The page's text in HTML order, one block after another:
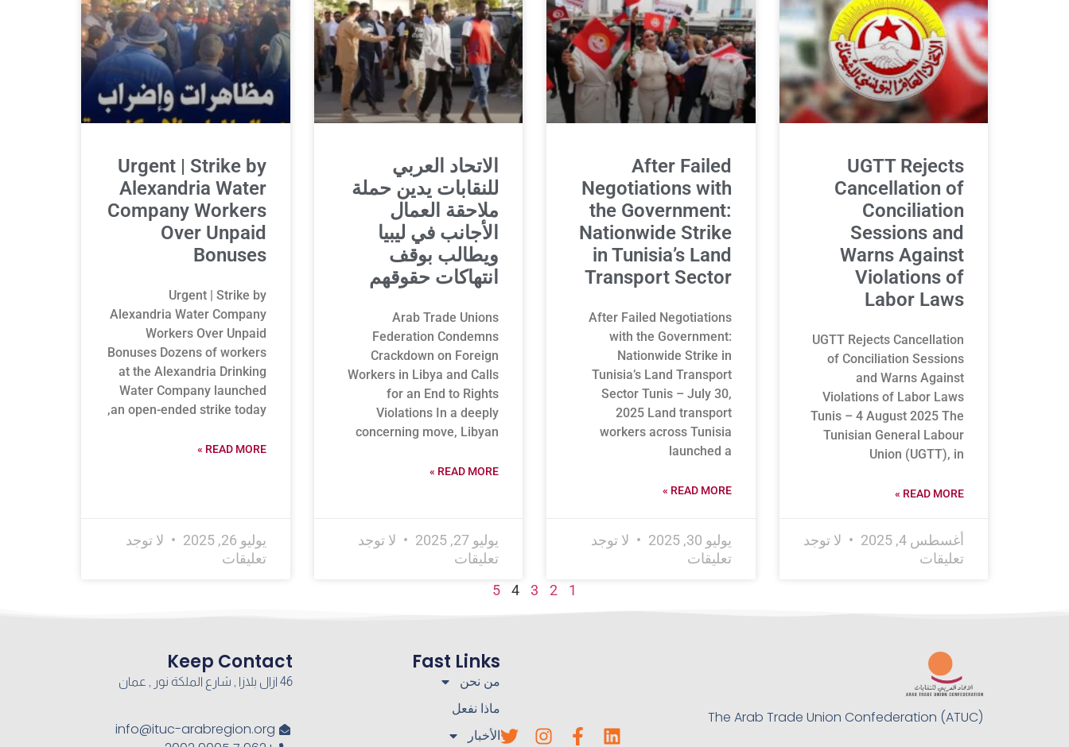
UGTT Rejects
Cancellation of
Conciliation
Sessions and
Warns Against
Violations of
Labor Laws
UGTT Rejects Cancellation
of Conciliation Sessions
and Warns Against
Violations of Labor Laws
Tunis – 4 August 2025 The
Tunisian General Labour
Union (UGTT), in
READ MORE »
أغسطس 4, 2025
لا توجد
تعليقات
After Failed
Negotiations with
the Government:
Nationwide Strike
in Tunisia’s Land
Transport Sector
After Failed Negotiations
with the Government:
Nationwide Strike in
Tunisia’s Land Transport
Sector Tunis – July 30,
2025 Land transport
workers across Tunisia
launched a
READ MORE »
يوليو 30, 2025
لا توجد
تعليقات
الاتحاد العربي
للنقابات يدين حملة
ملاحقة العمال
الأجانب في ليبيا
ويطالب بوقف
انتهاكات حقوقهم
Arab Trade Unions
Federation Condemns
Crackdown on Foreign
Workers in Libya and Calls
for an End to Rights
Violations In a deeply
concerning move, Libyan
READ MORE »
يوليو 27, 2025
لا توجد
تعليقات
Urgent | Strike by
Alexandria Water
Company Workers
Over Unpaid
Bonuses
Urgent | Strike by
Alexandria Water Company
Workers Over Unpaid
Bonuses Dozens of workers
at the Alexandria Drinking
Water Company launched
an open-ended strike today,
READ MORE »
يوليو 26, 2025
لا توجد
تعليقات
1
2
3
4
5
The Arab Trade Union Confederation (ATUC)
Fast Links
من نحن
ماذا نفعل
الأخبار
Keep Contact
46 ازال بلازا , شارع الملكة نور , عمان
info@ituc-arabregion.org